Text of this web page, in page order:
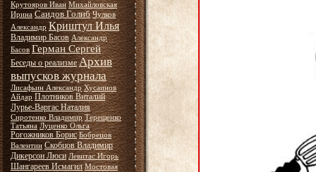
Крутояров Иван Михайловская
Ирина Саидов Голиб Чулков
Александр Криштул Илья
Владимир Басов Александр
Басов Герман Сергей
Беседы о реализме Архив
выпусков журнала
Лисафьин Александр Хусаинов
Айдар Плотников Виталий
Лурье-Варгас Наталия
Сиротенко Владимир Терещенко
Татьяна Луценко Ольга
Рогожников Борис Бобрецов
Валентин Скобцов Владимир
Дикерсон Люси Левитас Игорь
Шангареев Исмагил Мостовая